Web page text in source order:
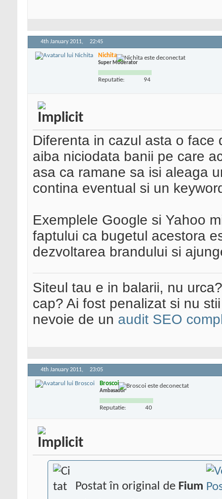
4th January 2011, 22:45
Nichita
Super Moderator
Reputatie: 94
Diferenta in cazul asta o
aiba niciodata banii pe care
asa ca ramane sa isi aleaga
contina eventual si un
Exemplele Google si Yahoo
faptului ca bugetul acestora
dezvoltarea brandului si
Siteul tau e in balarii, nu
cap? Ai fost penalizat si nu
nevoie de un audit SEO
4th January 2011, 23:05
Broscoi
Ambasador
Reputatie: 40
Postat în original de Fium